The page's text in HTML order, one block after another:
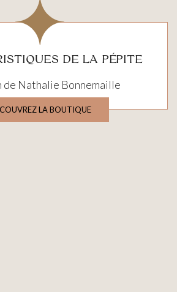
DE LA PÉPITE
de Nathalie Bonnemaille
LA BOUTIQUE